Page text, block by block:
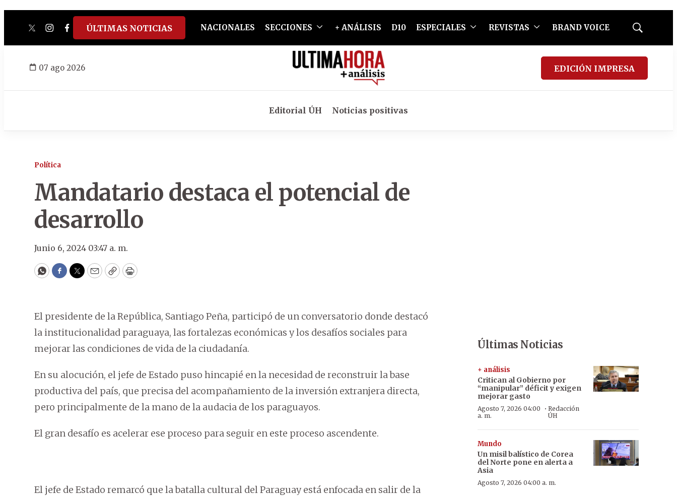
twitterinstagram
facebook
tiktokyoutube
spotify
ÚLTIMAS NOTICIAS NACIONALES SECCIONES + ANÁLISIS D10 ESPECIALES REVISTAS BRAND VOICE
Mostrar
07 ago 2026 EDICIÓN IMPRESA
Editorial ÚH Noticias positivas
Política
Mandatario destaca el potencial de
desarrollo
Junio 6, 2024 03:47 a. m.
WhatsApp
Facebook
Twitter
EmailCopyPrint
El presidente de la República, Santiago Peña, participó de un conversatorio donde destacó
la institucionalidad paraguaya, las fortalezas económicas y los desafíos sociales para
mejorar las condiciones de vida de la ciudadanía.
En su alocución, el jefe de Estado puso hincapié en la necesidad de reconstruir la base
productiva del país, que precisa del acompañamiento de la inversión extranjera directa,
pero principalmente de la mano de la audacia de los paraguayos.
El gran desafío es acelerar ese proceso para seguir en este proceso ascendente.
El jefe de Estado remarcó que la batalla cultural del Paraguay está enfocada en salir de la
Últimas Noticias
+ análisis
Critican al Gobierno por
“manipular” déficit y exigen
mejorar gasto
Agosto 7, 2026 04:00
a. m.
· Redacción
ÚH
Mundo
Un misil balístico de Corea
del Norte pone en alerta a
Asia
Agosto 7, 2026 04:00 a. m.